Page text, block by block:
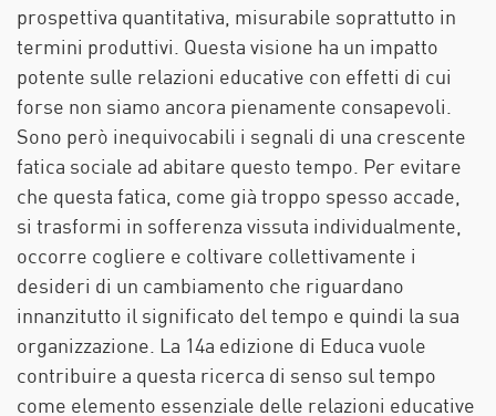
prospettiva quantitativa, misurabile soprattutto in
termini produttivi. Questa visione ha un impatto
potente sulle relazioni educative con effetti di cui
forse non siamo ancora pienamente consapevoli.
Sono però inequivocabili i segnali di una crescente
fatica sociale ad abitare questo tempo. Per evitare
che questa fatica, come già troppo spesso accade,
si trasformi in sofferenza vissuta individualmente,
occorre cogliere e coltivare collettivamente i
desideri di un cambiamento che riguardano
innanzitutto il significato del tempo e quindi la sua
organizzazione. La 14a edizione di Educa vuole
contribuire a questa ricerca di senso sul tempo
come elemento essenziale delle relazioni educative